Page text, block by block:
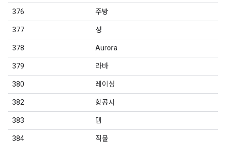
376 주방
377 성
378 Aurora
379 라바
380 레이싱
382 항공사
383 댐
384 직물